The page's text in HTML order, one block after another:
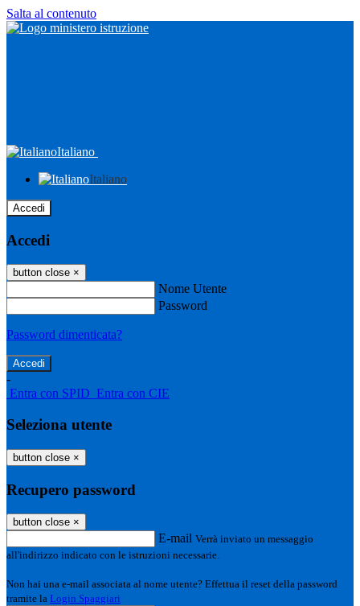
Salta al contenuto
Italiano
Italiano
Accedi
Accedi
button close ×
Nome Utente
Password
Password dimenticata?
-
Entra con SPID Entra con CIE
Seleziona utente
button close ×
Recupero password
button close ×
E-mail Verrà inviato un messaggio
all'indirizzo indicato con le istruzioni necessarie.
Non hai una e-mail associata al nome utente? Effettua il reset della password
tramite la Login Spaggiari